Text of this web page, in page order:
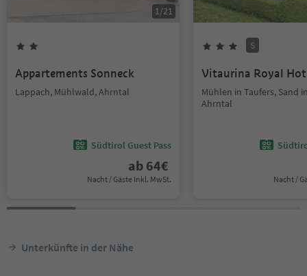
1/21
Appartements Sonneck
Lappach, Mühlwald, Ahrntal
Südtirol Guest Pass
ab 64€
Nacht / Gäste Inkl. MwSt.
S
Vitaurina Royal
Mühlen in Taufers, Sand
Ahrntal
Nacht /
Unterkünfte in der Nähe